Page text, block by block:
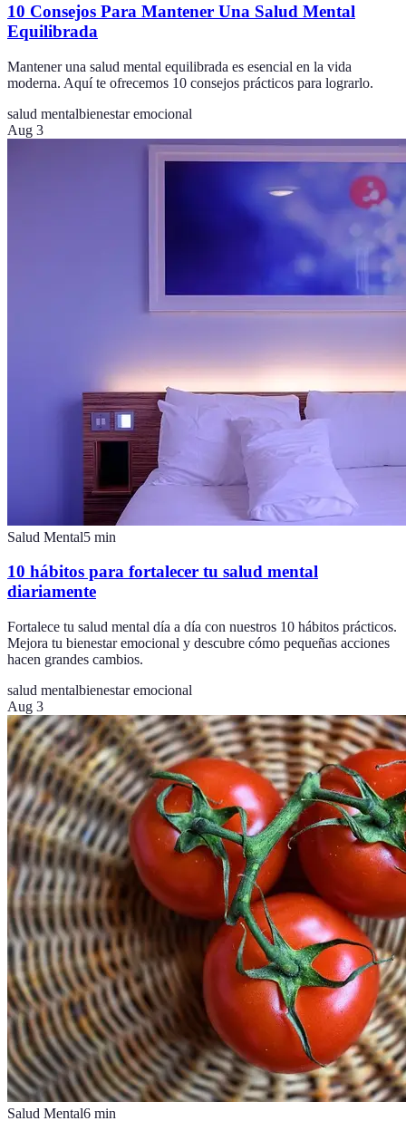
10 Consejos Para Mantener Una Salud Mental
Equilibrada
Mantener una salud mental equilibrada es esencial en la vida
moderna. Aquí te ofrecemos 10 consejos prácticos para lograrlo.
salud mentalbienestar emocional
Aug 3
Salud Mental5 min
10 hábitos para fortalecer tu salud mental
diariamente
Fortalece tu salud mental día a día con nuestros 10 hábitos prácticos.
Mejora tu bienestar emocional y descubre cómo pequeñas acciones
hacen grandes cambios.
salud mentalbienestar emocional
Aug 3
Salud Mental6 min